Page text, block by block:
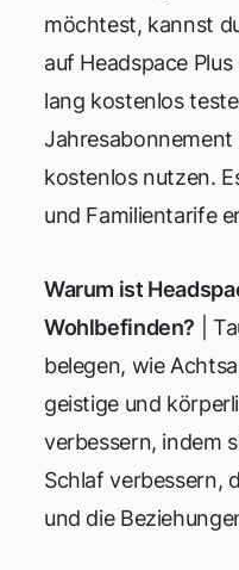
möchtest, kannst
auf Headspace
lang kostenlos
Jahresabonnement
kostenlos nutzen.
und Familientarife
Warum ist
Wohlbefinden? |
belegen, wie
geistige und
verbessern, indem
Schlaf verbessern,
und die